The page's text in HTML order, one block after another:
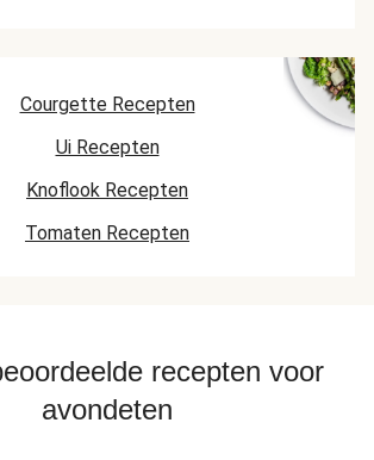
Courgette Recepten
Ui Recepten
Knoflook Recepten
Tomaten Recepten
recepten voor
avondeten